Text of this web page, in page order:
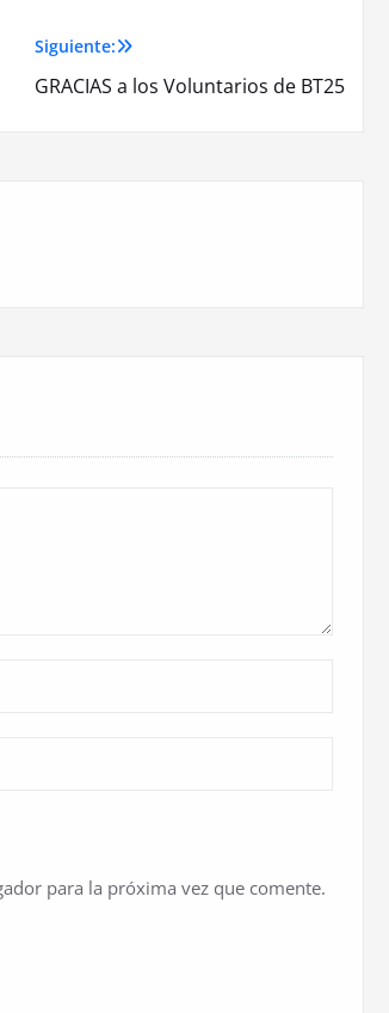
Siguiente:
GRACIAS a los Voluntarios de BT25
para la próxima vez que comente.